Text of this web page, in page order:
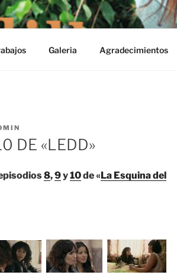
Galeria Agradecimientos
DE «LEDD»
8,9y10de «La Esquina del